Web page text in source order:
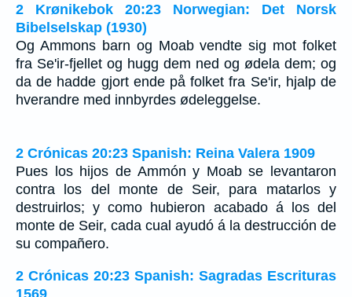
2 Krønikebok 20:23 Norwegian: Det Norsk
Bibelselskap (1930)
Og Ammons barn og Moab vendte sig mot folket
fra Se'ir-fjellet og hugg dem ned og ødela dem; og
da de hadde gjort ende på folket fra Se'ir, hjalp de
hverandre med innbyrdes ødeleggelse.
2 Crónicas 20:23 Spanish: Reina Valera 1909
Pues los hijos de Ammón y Moab se levantaron
contra los del monte de Seir, para matarlos y
destruirlos; y como hubieron acabado á los del
monte de Seir, cada cual ayudó á la destrucción de
su compañero.
2 Crónicas 20:23 Spanish: Sagradas Escrituras
1569